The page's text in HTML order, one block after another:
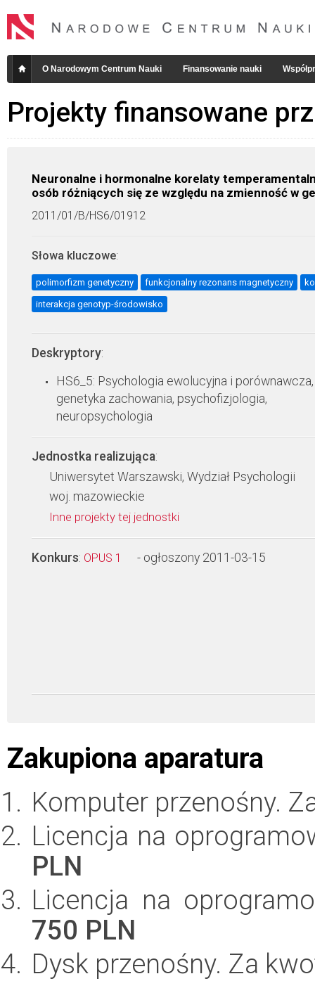
O Narodowym Centrum Nauki Finansowanie nauki
Projekty finansowane
Neuronalne i hormonalne korelaty
osób różniących się ze względu na zmienność w
2011/01/B/HS6/01912
Słowa kluczowe:
polimorfizm genetyczny funkcjonalny rezonans magnetyczny
interakcja genotyp-środowisko
Deskryptory:
HS6_5: Psychologia ewolucyjna i porównawcza,
genetyka zachowania, psychofizjologia,
neuropsychologia
Jednostka realizująca:
Uniwersytet Warszawski, Wydział Psychologii
woj. mazowieckie
Inne projekty tej jednostki
Konkurs: OPUS 1 - ogłoszony 2011-03-15
Zakupiona aparatura
Komputer przenośny.
Licencja na
PLN
Licencja na
750 PLN
Dysk przenośny. Za